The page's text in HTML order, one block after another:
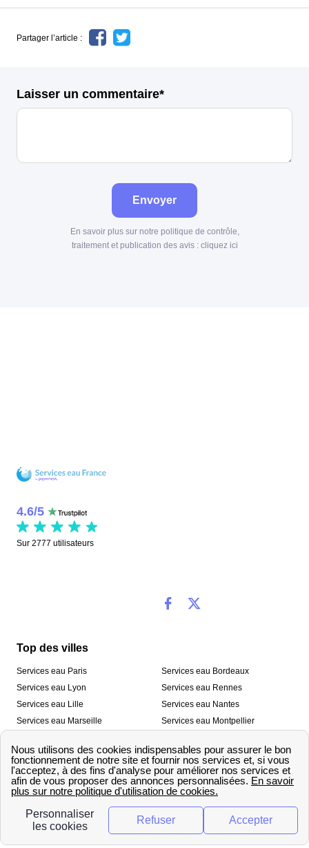
Partager l’article :
Laisser un commentaire*
Envoyer
En savoir plus sur notre politique de contrôle,
traitement et publication des avis : cliquez ici
4.6/5
Sur 2777 utilisateurs
Top des villes
Services eau Paris
Services eau Lyon
Services eau Lille
Services eau Marseille
Services eau Toulon
Services eau Bordeaux
Services eau Rennes
Services eau Nantes
Services eau Montpellier
Services eau Strasbourg
Nos outils
🛁 Simulateur consommation eau
💧 Comparer les fournisseurs
d’eau